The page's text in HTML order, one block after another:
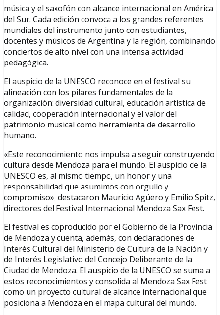
música y el saxofón con alcance internacional en América
del Sur. Cada edición convoca a los grandes referentes
mundiales del instrumento junto con estudiantes,
docentes y músicos de Argentina y la región, combinando
conciertos de alto nivel con una intensa actividad
pedagógica.
El auspicio de la UNESCO reconoce en el festival su
alineación con los pilares fundamentales de la
organización: diversidad cultural, educación artística de
calidad, cooperación internacional y el valor del
patrimonio musical como herramienta de desarrollo
humano.
«Este reconocimiento nos impulsa a seguir construyendo
cultura desde Mendoza para el mundo. El auspicio de la
UNESCO es, al mismo tiempo, un honor y una
responsabilidad que asumimos con orgullo y
compromiso», destacaron Mauricio Agüero y Emilio Spitz,
directores del Festival Internacional Mendoza Sax Fest.
El festival es coproducido por el Gobierno de la Provincia
de Mendoza y cuenta, además, con declaraciones de
Interés Cultural del Ministerio de Cultura de la Nación y
de Interés Legislativo del Concejo Deliberante de la
Ciudad de Mendoza. El auspicio de la UNESCO se suma a
estos reconocimientos y consolida al Mendoza Sax Fest
como un proyecto cultural de alcance internacional que
posiciona a Mendoza en el mapa cultural del mundo.